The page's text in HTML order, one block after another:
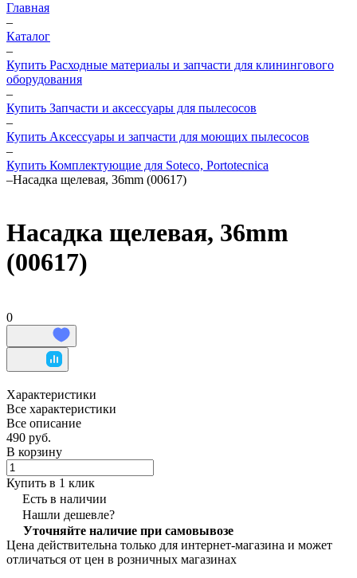
Главная
–
Каталог
–
Купить Расходные материалы и запчасти для клинингового
оборудования
–
Купить Запчасти и аксессуары для пылесосов
–
Купить Аксессуары и запчасти для моющих пылесосов
–
Купить Комплектующие для Soteco, Portotecnica
–Насадка щелевая, 36mm (00617)
Насадка щелевая, 36mm
(00617)
0
Характеристики
Все характеристики
Все описание
490 руб.
В корзину
Купить в 1 клик
Есть в наличии
Нашли дешевле?
Уточняйте наличие при самовывозе
Цена действительна только для интернет-магазина и может
отличаться от цен в розничных магазинах